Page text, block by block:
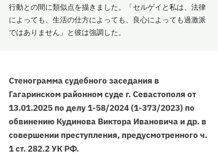
行動との間に類似点を描きました。「セルゲイと私は、法律
によっても、生活の仕方によっても、良心によっても過激派
ではありません」と彼は強調した。
Стенограмма судебного заседания в
Гагаринском районном суде г. Севастополя от
13.01.2025 по делу 1-58/2024 (1-373/2023) по
обвинению Кудинова Виктора Ивановича и др. в
совершении преступления, предусмотренного ч.
1 ст. 282.2 УК РФ.